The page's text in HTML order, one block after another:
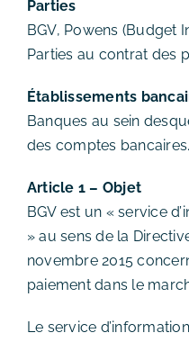
Parties
BGV, Powens (Budget
Parties au contrat des
Établissements
Banques au sein
des comptes bancaires.
Article 1 – Objet
BGV est un « service
» au sens de la
novembre 2015
paiement dans le
Le service